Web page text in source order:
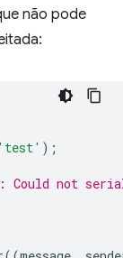
não pode
'test' );
not